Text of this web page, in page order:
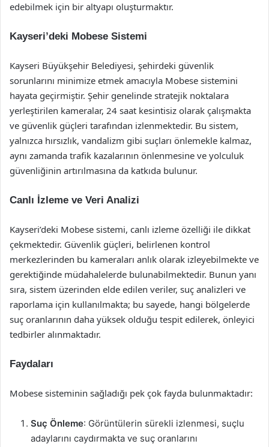
edebilmek için bir altyapı oluşturmaktır.
Kayseri’deki Mobese Sistemi
Kayseri Büyükşehir Belediyesi, şehirdeki güvenlik
sorunlarını minimize etmek amacıyla Mobese sistemini
hayata geçirmiştir. Şehir genelinde stratejik noktalara
yerleştirilen kameralar, 24 saat kesintisiz olarak çalışmakta
ve güvenlik güçleri tarafından izlenmektedir. Bu sistem,
yalnızca hırsızlık, vandalizm gibi suçları önlemekle kalmaz,
aynı zamanda trafik kazalarının önlenmesine ve yolculuk
güvenliğinin artırılmasına da katkıda bulunur.
Canlı İzleme ve Veri Analizi
Kayseri’deki Mobese sistemi, canlı izleme özelliği ile dikkat
çekmektedir. Güvenlik güçleri, belirlenen kontrol
merkezlerinden bu kameraları anlık olarak izleyebilmekte ve
gerektiğinde müdahalelerde bulunabilmektedir. Bunun yanı
sıra, sistem üzerinden elde edilen veriler, suç analizleri ve
raporlama için kullanılmakta; bu sayede, hangi bölgelerde
suç oranlarının daha yüksek olduğu tespit edilerek, önleyici
tedbirler alınmaktadır.
Faydaları
Mobese sisteminin sağladığı pek çok fayda bulunmaktadır:
Suç Önleme: Görüntülerin sürekli izlenmesi, suçlu
adaylarını caydırmakta ve suç oranlarını